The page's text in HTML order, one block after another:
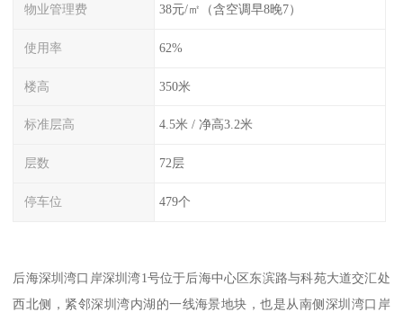
物业管理费 38元/㎡（含空调早8晚7）
使用率 62%
楼高 350米
标准层高 4.5米 / 净高3.2米
层数 72层
停车位 479个
后海深圳湾口岸深圳湾1号位于后海中心区东滨路与科苑大道交汇处
西北侧，紧邻深圳湾内湖的一线海景地块，也是从南侧深圳湾口岸